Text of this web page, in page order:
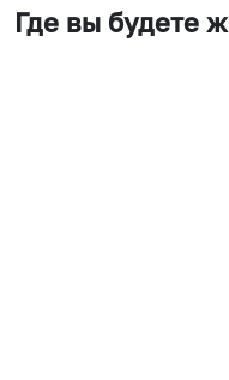
Где вы будете